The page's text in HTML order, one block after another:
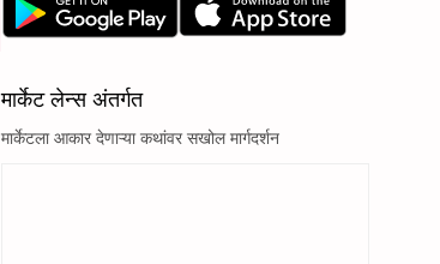
मार्केट लेन्स अंतर्गत
मार्केटला आकार देणाऱ्या कथांवर सखोल मार्गदर्शन